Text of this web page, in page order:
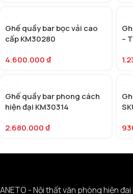
Ghế quầy bar bọc vải cao
cấp KM30280
4.600.000₫
–
Ghế quầy bar phong cách
hiện đại KM30314
2.680.000₫
ANETO - Nội thất văn phòng hiện